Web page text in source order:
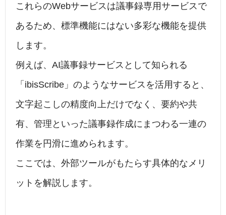
これらのWebサービスは議事録専用サービスで
あるため、標準機能にはない多彩な機能を提供
します。
例えば、AI議事録サービスとして知られる
「ibisScribe」のようなサービスを活用すると、
文字起こしの精度向上だけでなく、要約や共
有、管理といった議事録作成にまつわる一連の
作業を円滑に進められます。
ここでは、外部ツールがもたらす具体的なメリ
ットを解説します。